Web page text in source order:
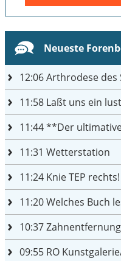
Neueste
12:06Arthrodese des
11:58 Laßt uns ein
11:44**Der
11:31 Wetterstation
11:24 Knie TEP
11:20Welches Buch
10:37
09:55 RO